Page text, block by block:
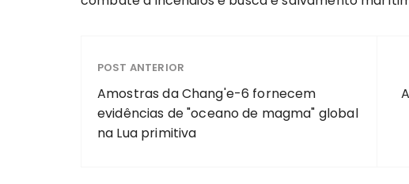
POST ANTERIOR
Amostras da Chang'e-6 fornecem
evidências de "oceano de magma" global
na Lua primitiva